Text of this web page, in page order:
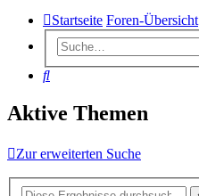
Startseite Foren-Übersicht
Suche
Aktive Themen
Zur erweiterten Suche